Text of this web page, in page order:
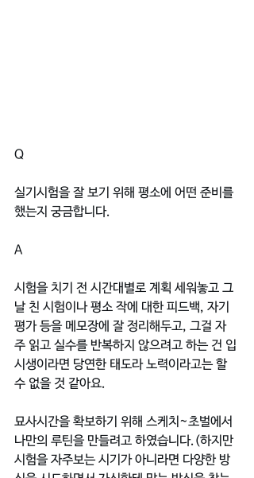
Q
실기시험을 잘 보기 위해 평소에 어떤 준비를
했는지 궁금합니다.
A
시험을 치기 전 시간대별로 계획 세워놓고 그
날 친 시험이나 평소 작에 대한 피드백, 자기
평가 등을 메모장에 잘 정리해두고, 그걸 자
주 읽고 실수를 반복하지 않으려고 하는 건 입
시생이라면 당연한 태도라 노력이라고는 할
수 없을 것 같아요.
묘사시간을 확보하기 위해 스케치~초벌에서
나만의 루틴을 만들려고 하였습니다.(하지만
시험을 자주보는 시기가 아니라면 다양한 방